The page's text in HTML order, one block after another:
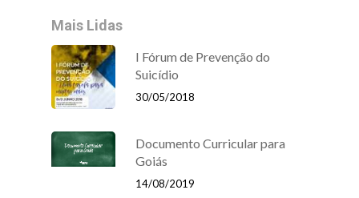
Mais Lidas
I Fórum de Prevenção do
Suicídio
30/05/2018
Documento Curricular para
Goiás
14/08/2019